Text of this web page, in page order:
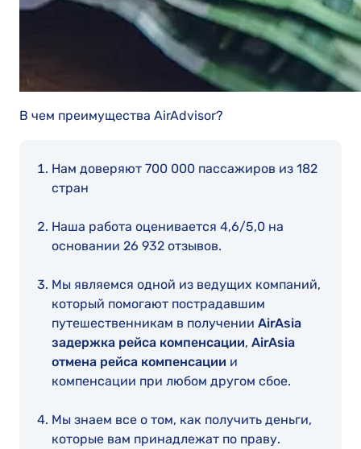
В чем преимущества AirAdvisor?
Нам доверяют 700 000 пассажиров из 182
стран
Наша работа оценивается 4,6/5,0 на
основании 26 932 отзывов.
Мы являемся одной из ведущих компаний,
который помогают пострадавшим
путешественникам в получении AirAsia
задержка рейса компенсации, AirAsia
отмена рейса компенсации и
компенсации при любом другом сбое.
Мы знаем все о том, как получить деньги,
которые вам принадлежат по праву.